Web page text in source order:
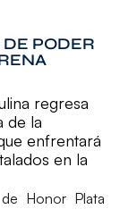
PODER
regresa
de la
enfrentará
en la
Honor Plata